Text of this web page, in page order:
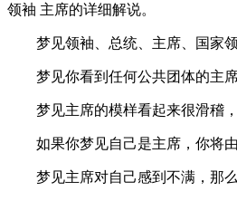
领袖 主席的详细解说。
梦见领袖、总统、主席、国家领
梦见你看到任何公共团体的主席
梦见主席的模样看起来很滑稽，
如果你梦见自己是主席，你将由
梦见主席对自己感到不满，那么